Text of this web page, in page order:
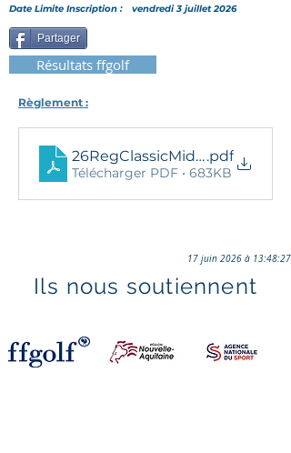
Date Limite Inscription : vendredi 3 juillet 2026
Partager
Résultats ffgolf
Règlement :
26RegClassicMidAm_Cognac
.pdf
Télécharger PDF • 683KB
17 juin 2026 à 13:48:27
Ils nous soutiennent